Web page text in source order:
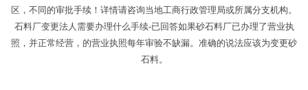
区，不同的审批手续！详情请咨询当地工商行政管理局或所属分支机构。
石料厂变更法人需要办理什么手续-已回答如果砂石料厂已办理了营业执
照，并正常经营，的营业执照每年审验不缺漏。准确的说法应该为变更砂
石料。